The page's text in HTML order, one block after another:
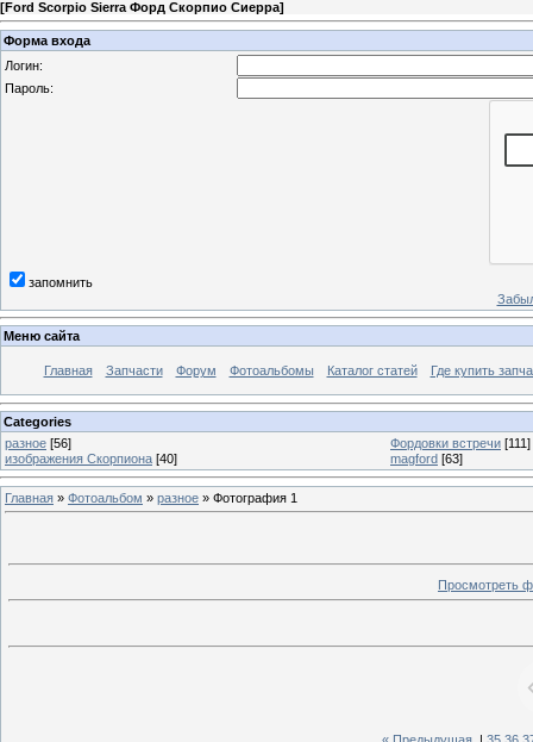
[Ford Scorpio Sierra Форд Скорпио Сиерра]
Форма входа
Логин:
Пароль:
запомнить
Меню сайта
Главная Запчасти Форум Фотоальбомы Каталог статей Где купить
Categories
разное [56] Фордовки встречи [111]
изображения Скорпиона [40] magford [63]
Главная » Фотоальбом » разное » Фотография 1
Просмотреть